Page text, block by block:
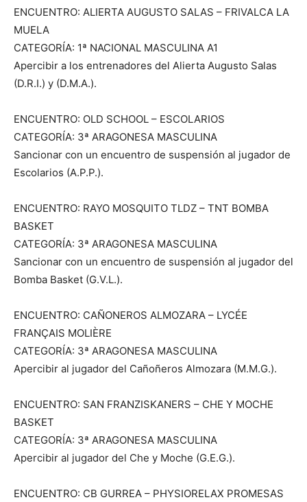
ENCUENTRO: ALIERTA AUGUSTO SALAS – FRIVALCA LA
MUELA
CATEGORÍA: 1ª NACIONAL MASCULINA A1
Apercibir a los entrenadores del Alierta Augusto Salas
(D.R.I.) y (D.M.A.).
ENCUENTRO: OLD SCHOOL – ESCOLARIOS
CATEGORÍA: 3ª ARAGONESA MASCULINA
Sancionar con un encuentro de suspensión al jugador de
Escolarios (A.P.P.).
ENCUENTRO: RAYO MOSQUITO TLDZ – TNT BOMBA
BASKET
CATEGORÍA: 3ª ARAGONESA MASCULINA
Sancionar con un encuentro de suspensión al jugador del
Bomba Basket (G.V.L.).
ENCUENTRO: CAÑONEROS ALMOZARA – LYCÉE
FRANÇAIS MOLIÈRE
CATEGORÍA: 3ª ARAGONESA MASCULINA
Apercibir al jugador del Cañoñeros Almozara (M.M.G.).
ENCUENTRO: SAN FRANZISKANERS – CHE Y MOCHE
BASKET
CATEGORÍA: 3ª ARAGONESA MASCULINA
Apercibir al jugador del Che y Moche (G.E.G.).
ENCUENTRO: CB GURREA – PHYSIORELAX PROMESAS